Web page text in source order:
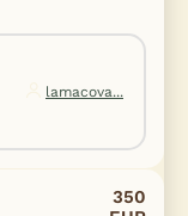
lamacova...
350